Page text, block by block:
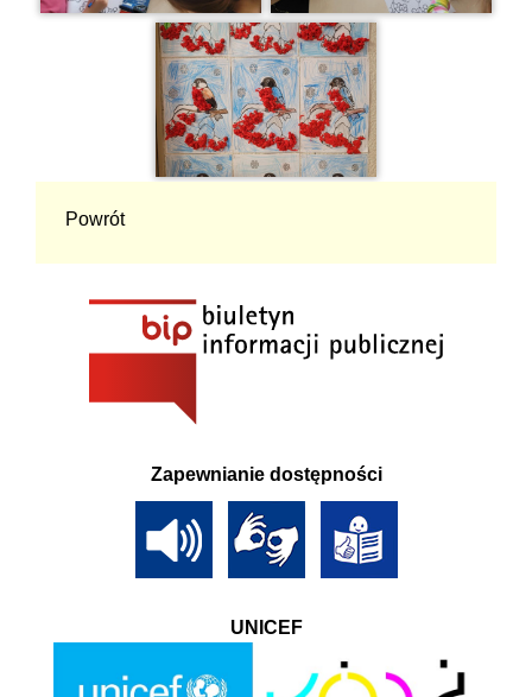
Powrót
Zapewnianie dostępności
UNICEF